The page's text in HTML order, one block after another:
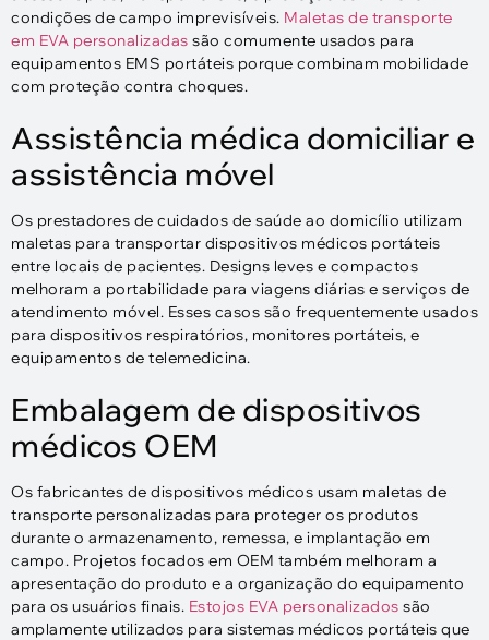
condições de campo imprevisíveis. Maletas de transporte
em EVA personalizadas são comumente usados ​​para
equipamentos EMS portáteis porque combinam mobilidade
com proteção contra choques.
Assistência médica domiciliar e
assistência móvel
Os prestadores de cuidados de saúde ao domicílio utilizam
maletas para transportar dispositivos médicos portáteis
entre locais de pacientes. Designs leves e compactos
melhoram a portabilidade para viagens diárias e serviços de
atendimento móvel. Esses casos são frequentemente usados
​​para dispositivos respiratórios, monitores portáteis, e
equipamentos de telemedicina.
Embalagem de dispositivos
médicos OEM
Os fabricantes de dispositivos médicos usam maletas de
transporte personalizadas para proteger os produtos
durante o armazenamento, remessa, e implantação em
campo. Projetos focados em OEM também melhoram a
apresentação do produto e a organização do equipamento
para os usuários finais. Estojos EVA personalizados são
amplamente utilizados para sistemas médicos portáteis que